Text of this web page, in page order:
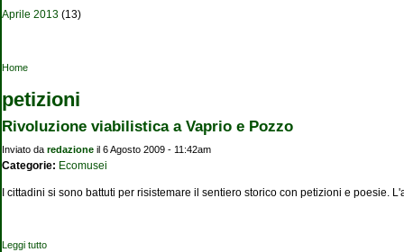
Aprile 2013 (13)
Tu sei qui
Home
petizioni
Rivoluzione viabilistica a Vaprio e Pozzo
Inviato da redazione il 6 Agosto 2009 - 11:42am
Categorie: Ecomusei
I cittadini si sono battuti per risistemare il sentiero storico con petizioni e poesie.
Leggi tutto